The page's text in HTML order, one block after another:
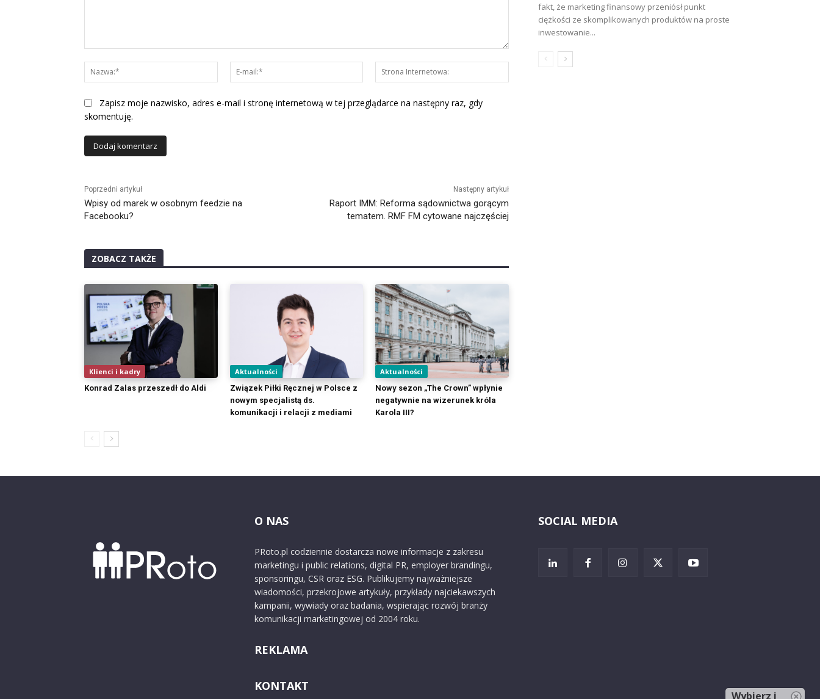
Nazwa:*
mail:*
Internetowa:
Zapisz moje nazwisko, adres e-mail i stronę internetową w tej przeglądarce na następny raz, gdy
skomentuję.
Poprzedni artykuł
Wpisy od marek w osobnym feedzie na
Facebooku?
Następny artykuł
Raport IMM: Reforma sądownictwa gorącym
tematem. RMF FM cytowane najczęściej
ZOBACZ TAKŻE
Klienci i kadry
Konrad Zalas przeszedł do Aldi
Aktualności
Związek Piłki Ręcznej w Polsce z
nowym specjalistą ds.
komunikacji i relacji z mediami
Aktualności
Nowy sezon „The Crown” wpłynie
negatywnie na wizerunek króla
Karola III?
fakt, że marketing finansowy przeniósł punkt
ciężkości ze skomplikowanych produktów na proste
inwestowanie...
O NAS
PRoto.pl codziennie dostarcza nowe informacje z zakresu
marketingu i public relations, digital PR, employer brandingu,
sponsoringu, CSR oraz ESG. Publikujemy najważniejsze
wiadomości, przekrojowe artykuły, przykłady najciekawszych
kampanii, wywiady oraz badania, wspierając rozwój branży
komunikacji marketingowej od 2004 roku.
REKLAMA
KONTAKT
SOCIAL MEDIA
Wybierz i